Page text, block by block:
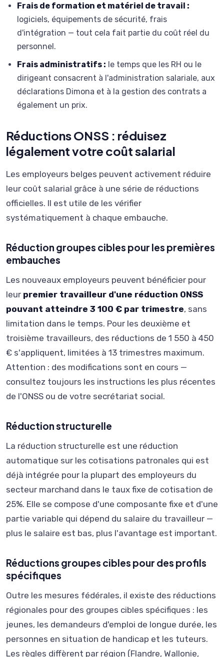
Frais de formation et matériel de travail :
logiciels, équipements de sécurité, frais
d'intégration — tout cela fait partie du coût réel du
personnel.
Frais administratifs : le temps que les RH ou le
dirigeant consacrent à l'administration salariale, aux
déclarations Dimona et à la gestion des contrats a
également un prix.
Réductions ONSS : réduisez
légalement votre coût salarial
Les employeurs belges peuvent activement réduire
leur coût salarial grâce à une série de réductions
officielles. Il est utile de les vérifier
systématiquement à chaque embauche.
Réduction groupes cibles pour les premières
embauches
Les nouveaux employeurs peuvent bénéficier pour
leur premier travailleur d'une réduction ONSS
pouvant atteindre 3 100 € par trimestre, sans
limitation dans le temps. Pour les deuxième et
troisième travailleurs, des réductions de 1 550 à 450
€ s'appliquent, limitées à 13 trimestres maximum.
Attention : des modifications sont en cours —
consultez toujours les instructions les plus récentes
de l'ONSS ou de votre secrétariat social.
Réduction structurelle
La réduction structurelle est une réduction
automatique sur les cotisations patronales qui est
déjà intégrée pour la plupart des employeurs du
secteur marchand dans le taux fixe de cotisation de
25%. Elle se compose d'une composante fixe et d'une
partie variable qui dépend du salaire du travailleur —
plus le salaire est bas, plus l'avantage est important.
Réductions groupes cibles pour des profils
spécifiques
Outre les mesures fédérales, il existe des réductions
régionales pour des groupes cibles spécifiques : les
jeunes, les demandeurs d'emploi de longue durée, les
personnes en situation de handicap et les tuteurs.
Les règles diffèrent par région (Flandre, Wallonie,